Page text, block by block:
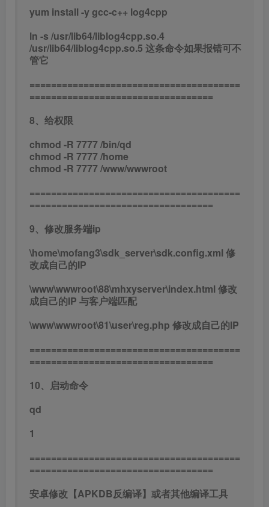
yum install -y gcc-c++ log4cpp
ln -s /usr/lib64/liblog4cpp.so.4
/usr/lib64/liblog4cpp.so.5 这条命令如果报错可不
管它
=======================================
==================================
8、给权限
chmod -R 7777 /bin/qd
chmod -R 7777 /home
chmod -R 7777 /www/wwwroot
=======================================
==================================
9、修改服务端ip
\home\mofang3\sdk_server\sdk.config.xml 修
改成自己的IP
\www\wwwroot\88\mhxyserver\index.html 修改
成自己的IP 与客户端匹配
\www\wwwroot\81\user\reg.php 修改成自己的IP
=======================================
==================================
10、启动命令
qd
1
=======================================
==================================
安卓修改【APKDB反编译】或者其他编译工具